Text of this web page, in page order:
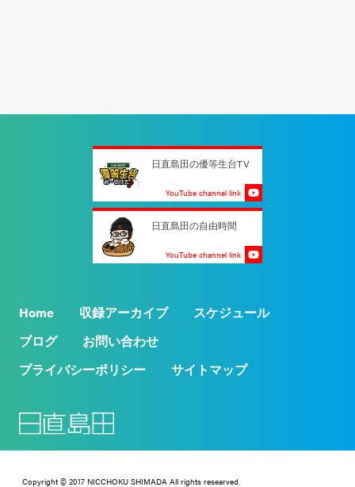
日直島田の優等生台TV
YouTube channel link
日直島田の自由時間
YouTube channel link
Home 収録アーカイブ
スケジュール
ブログ
お問い合わせ
プライバシーポリシー
サイトマップ
Copyright © 2017 NICCHOKU SHIMADA All rights researved.